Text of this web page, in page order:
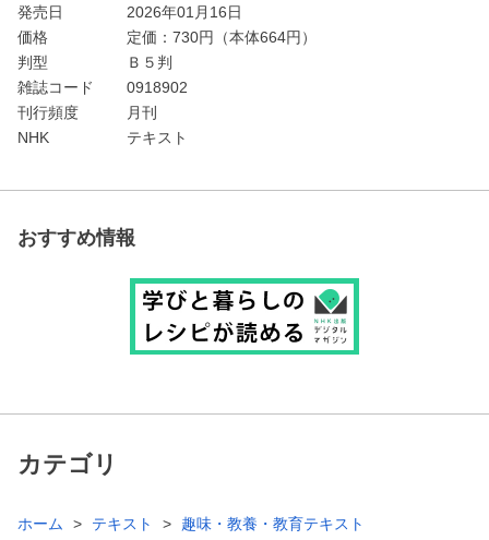
発売日
2026年01月16日
価格
定価： 730円（本体664円）
判型
Ｂ５判
雑誌コード
0918902
刊行頻度
月刊
NHK
テキスト
おすすめ情報
カテゴリ
ホーム テキスト 趣味・教養・教育テキスト